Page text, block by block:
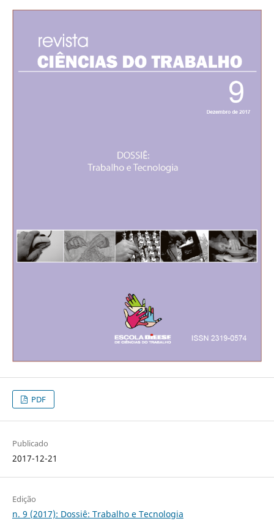
PDF
Publicado
2017-12-21
Edição
n. 9 (2017): Dossiê: Trabalho e Tecnologia